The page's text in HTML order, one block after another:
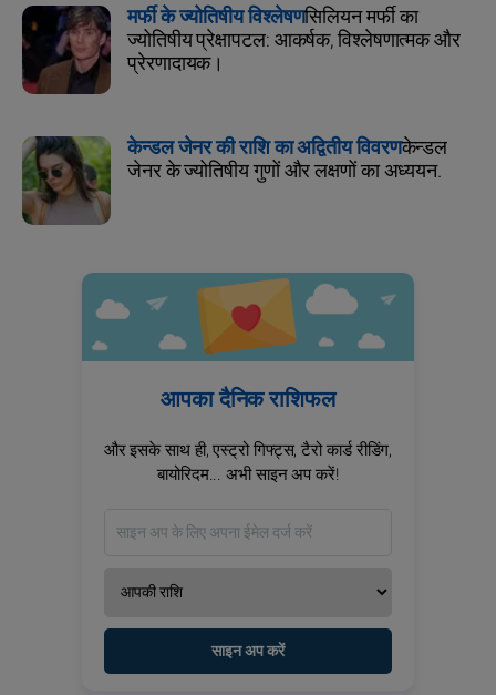
मर्फी के ज्योतिषीय विश्लेषणसिलियन मर्फी का
ज्योतिषीय प्रेक्षापटल: आकर्षक, विश्लेषणात्मक और
प्रेरणादायक।
केन्डल जेनर की राशि का अद्वितीय विवरणकेन्डल
जेनर के ज्योतिषीय गुणों और लक्षणों का अध्ययन.
आपका दैनिक राशिफल
और इसके साथ ही, एस्ट्रो गिफ्ट्स, टैरो कार्ड रीडिंग,
बायोरिदम... अभी साइन अप करें!
साइन अप करें